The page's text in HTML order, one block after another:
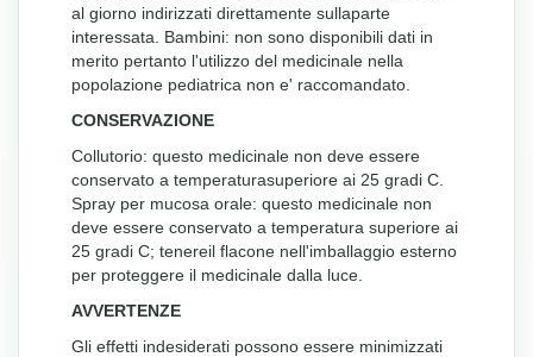
al giorno indirizzati direttamente sullaparte
interessata. Bambini: non sono disponibili dati in
merito pertanto l'utilizzo del medicinale nella
popolazione pediatrica non e' raccomandato.
CONSERVAZIONE
Collutorio: questo medicinale non deve essere
conservato a temperaturasuperiore ai 25 gradi C.
Spray per mucosa orale: questo medicinale non
deve essere conservato a temperatura superiore ai
25 gradi C; tenereil flacone nell'imballaggio esterno
per proteggere il medicinale dalla luce.
AVVERTENZE
Gli effetti indesiderati possono essere minimizzati